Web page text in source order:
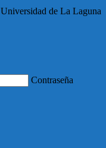
de La Laguna
Contraseña